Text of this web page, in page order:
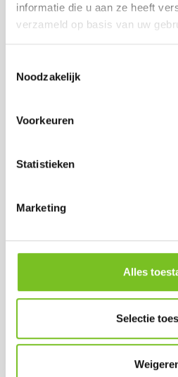
informatie die u aan ze heeft
verzameld op basis van uw
Noodzakelijk
Voorkeuren
Statistieken
Marketing
Alles
Selectie
x 50 st.) (Wit)
doos)